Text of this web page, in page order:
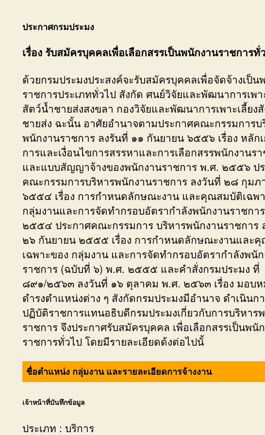
ประกาศกรมประมง
เรื่อง รับสมัครบุคคลเพื่อเลือกสรรเป็นพนักงานราชการทั่
ด้วยกรมประมงประสงค์จะรับสมัครบุคคลเพื่อจัดจ้างเป็น
ราชการประเภททั่วไป สังกัด ศนย์วิจัยและพัฒนาการเพา
สัตว์นํ้าชายส่งสงขลา กองวิจัยและพัฒนาการเพาะเลี้ยง
ชายส่ง ฉะนั้น อาศัยอำนาจตามประกาศคณะกรรมการบ
พนักงานราชการ ลงรันที่ ๑๑ กันยายน ๖๕๕๖ เรื่อง หลัก
การและเงื่อนไขการสรรหาและการเลือกสรรพนักงานร
และแบบสัญญาจ้างของพนักงานราชการ พ.ศ. ๒๕๕๖ ป
คณะกรรมการบริหารพนักงานราชการ ลงวันที่ ๒๘ กุมภ
๖๕๕๔ เรื่อง การกำหนดลักษณะงาน และคุณสมบัติเฉพ
กลุ่มงานและการจัดทำกรอบอัตรากำลังพนักงานราชกา
๒๕๕๔ ประกาศคณะกรรมการ บริหารพนักงานราชการ
๒๖ กันยายน ๒๕๕๕ เรื่อง การกำหนดลักษณะงานและ
เฉพาะของ กลุ่มงาน และการจัดทำกรอบอัตรากำลังพนั
ราชการ (ฉบับที่ ๖) พ.ศ. ๒๕๕๕ และคำสั่งกรมประมง ที่
๘๙๑/๒๕๖๓ ลงวันที่ ๑๖ ตุลาคม พ.ศ. ๒๕๖๓ เรื่อง มอบห
ดำรงตำแหน่งต่าง ๆ สังกัดกรมประมงมีอำนาจ ดำเนินก
ปฏิบัติราชการแทนอธิบดีกรมประมงเกี่ยวกับการบริหาร
ราชการ จึงประกาศรับสมัครบุคคล เพื่อเลือกสรรเป็นพนั
ราชการทั่วไป โดยมีรายละเอียดด้งต่อไปนั้
ชื่อตำแหน่ง กลุ่มงาน และรายละเอียดการจ้างงาน
เจ้าหน้าที่บันทึกข้อมูล
ประเภท : บริการ